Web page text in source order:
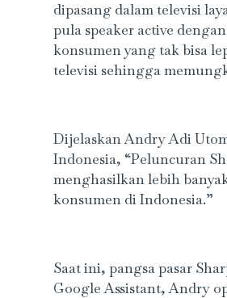
dipasang dalam televisi
pula speaker active
konsumen yang tak bisa
televisi sehingga
Dijelaskan Andry Adi
Indonesia, “Peluncuran
menghasilkan lebih
konsumen di Indonesia.”
Saat ini, pangsa pasar
Google Assistant, Andry